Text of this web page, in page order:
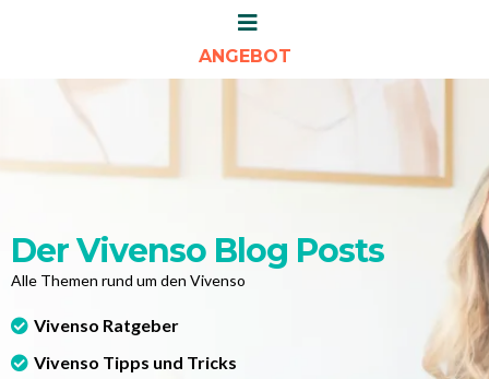
ANGEBOT
Der Vivenso Blog Posts
Alle Themen rund um den Vivenso
Vivenso Ratgeber
Vivenso Tipps und Tricks